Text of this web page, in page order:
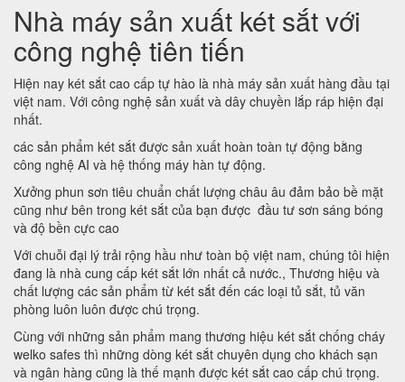
Nhà máy sản xuất két sắt với
công nghệ tiên tiến
Hiện nay két sắt cao cấp tự hào là nhà máy sản xuất hàng đầu tại
việt nam. Với công nghệ sản xuất và dây chuyền lắp ráp hiện đại
nhất.
các sản phẩm két sắt được sản xuất hoàn toàn tự động bằng
công nghệ AI và hệ thống máy hàn tự động.
Xưởng phun sơn tiêu chuẩn chất lượng châu âu đảm bảo bề mặt
cũng như bên trong két sắt của bạn được đầu tư sơn sáng bóng
và độ bền cực cao
Với chuỗi đại lý trải rộng hầu như toàn bộ việt nam, chúng tôi hiện
đang là nhà cung cấp két sắt lớn nhất cả nước., Thương hiệu và
chất lượng các sản phẩm từ két sắt đến các loại tủ sắt, tủ văn
phòng luôn luôn được chú trọng.
Cùng với những sản phẩm mang thương hiệu két sắt chống cháy
welko safes thì những dòng két sắt chuyên dụng cho khách sạn
và ngân hàng cũng là thế mạnh được két sắt cao cấp chú trọng.